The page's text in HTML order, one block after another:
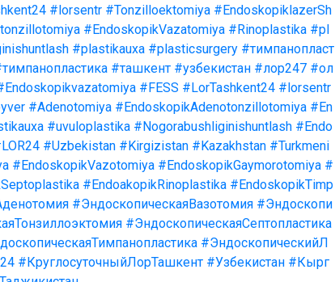
#lorsentr #Tonzilloektomiya #EndoskopiklazerSh
#EndoskopikVazatomiya #Rinoplastika #pl
#plastikauxa #plasticsurgery #тимпанопласт
#ташкент #узбекистан #лор247 #ол
#FESS #LorTashkent24 #lorsentr
#Adenotomiya #EndoskopikAdenotonzillotomiya #En
#uvuloplastika #Nogorabushliginishuntlash #Endo
#Uzbekistan #Kirgizistan #Kazakhstan #Turkmeni
#EndoskopikVazotomiya #EndoskopikGaymorotomiya #
#EndoakopikRinoplastika #EndoskopikTimp
#ЭндоскопическаяВазотомия #Эндоскопи
#ЭндоскопическаяСептопластика
#ЭндоскопическийЛ
#КруглосуточныйЛорТашкент #Узбекистан #Кырг